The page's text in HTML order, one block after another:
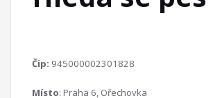
Čip: 945000002301828
Místo: Praha 6, Ořechovka